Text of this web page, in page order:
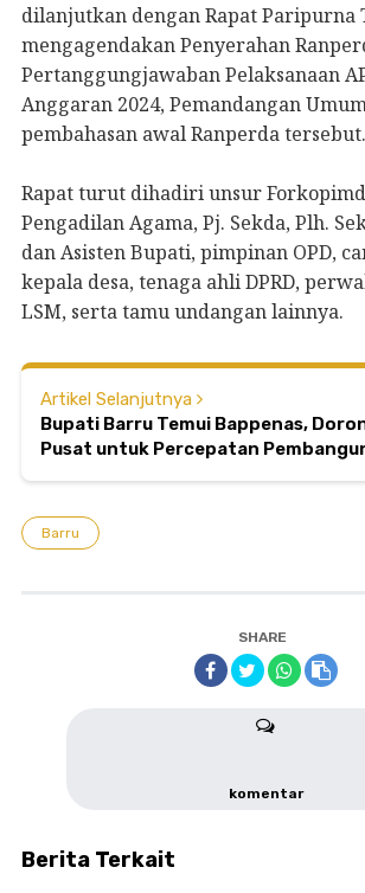
dilanjutkan dengan Rapat Paripurna
mengagendakan Penyerahan
Pertanggungjawaban Pelaksanaan
Anggaran 2024, Pemandangan
pembahasan awal Ranperda tersebut.
Rapat turut dihadiri unsur
Pengadilan Agama, Pj. Sekda, Plh.
dan Asisten Bupati, pimpinan OPD,
kepala desa, tenaga ahli DPRD,
LSM, serta tamu undangan lainnya.
Artikel Selanjutnya
Bupati Barru Temui Bappenas,
Pusat untuk Percepatan
Barru
SHARE
komentar
Berita Terkait